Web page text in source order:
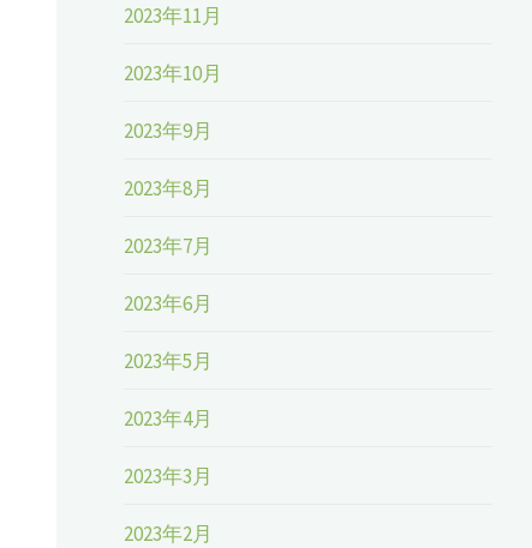
2023年11月
2023年10月
2023年9月
2023年8月
2023年7月
2023年6月
2023年5月
2023年4月
2023年3月
2023年2月